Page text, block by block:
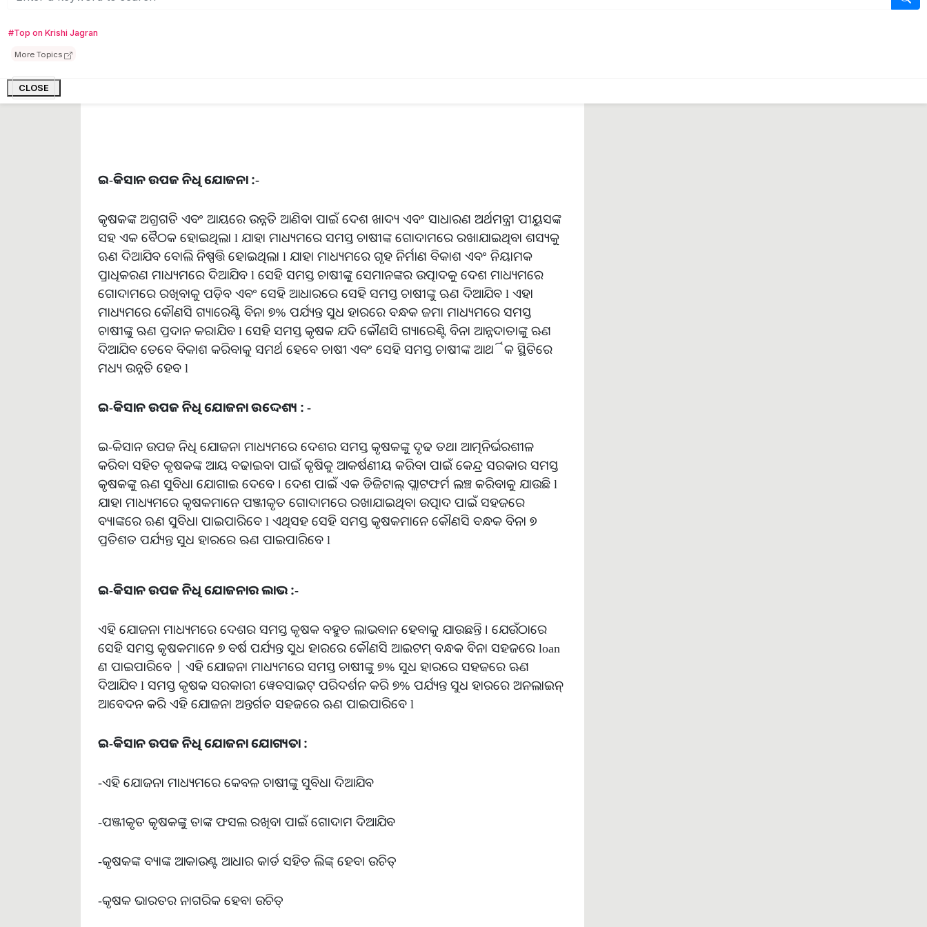
#Top on Krishi Jagran
More Topics
CLOSE
ଇ-କିସାନ ଉପଜ ନିଧି ଯୋଜନା :-
କୃଷକଙ୍କ ଅଗ୍ରଗତି ଏବଂ ଆୟରେ ଉନ୍ନତି ଆଣିବା ପାଇଁ ଦେଶ ଖାଦ୍ୟ ଏବଂ ସାଧାରଣ ଅର୍ଥମନ୍ତ୍ରୀ ପୀୟୁସଙ୍କ
ସହ ଏକ ବୈଠକ ହୋଇଥିଲା l ଯାହା ମାଧ୍ୟମରେ ସମସ୍ତ ଚାଷୀଙ୍କ ଗୋଦାମରେ ରଖାଯାଇଥିବା ଶସ୍ୟକୁ
ଋଣ ଦିଆଯିବ ବୋଲି ନିଷ୍ପତ୍ତି ହୋଇଥିଲା l ଯାହା ମାଧ୍ୟମରେ ଗୃହ ନିର୍ମାଣ ବିକାଶ ଏବଂ ନିୟାମକ
ପ୍ରାଧିକରଣ ମାଧ୍ୟମରେ ଦିଆଯିବ l ସେହି ସମସ୍ତ ଚାଷୀଙ୍କୁ ସେମାନଙ୍କର ଉତ୍ପାଦକୁ ଦେଶ ମାଧ୍ୟମରେ
ଗୋଦାମରେ ରଖିବାକୁ ପଡ଼ିବ ଏବଂ ସେହି ଆଧାରରେ ସେହି ସମସ୍ତ ଚାଷୀଙ୍କୁ ଋଣ ଦିଆଯିବ l ଏହା
ମାଧ୍ୟମରେ କୌଣସି ଗ୍ୟାରେଣ୍ଟି ବିନା ୭% ପର୍ଯ୍ୟନ୍ତ ସୁଧ ହାରରେ ବନ୍ଧକ ଜମା ମାଧ୍ୟମରେ ସମସ୍ତ
ଚାଷୀଙ୍କୁ ଋଣ ପ୍ରଦାନ କରାଯିବ l ସେହି ସମସ୍ତ କୃଷକ ଯଦି କୌଣସି ଗ୍ୟାରେଣ୍ଟି ବିନା ଆନ୍ନଦାତାଙ୍କୁ ଋଣ
ଦିଆଯିବ ତେବେ ବିକାଶ କରିବାକୁ ସମର୍ଥ ହେବେ ଚାଷୀ ଏବଂ ସେହି ସମସ୍ତ ଚାଷୀଙ୍କ ଆର୍ଥିକ ସ୍ଥିତିରେ
ମଧ୍ୟ ଉନ୍ନତି ହେବ l
ଇ-କିସାନ ଉପଜ ନିଧି ଯୋଜନା ଉଦ୍ଦେଶ୍ୟ : -
ଇ-କିସାନ ଉପଜ ନିଧି ଯୋଜନା ମାଧ୍ୟମରେ ଦେଶର ସମସ୍ତ କୃଷକଙ୍କୁ ଦୃଢ ତଥା ଆତ୍ମନିର୍ଭରଶୀଳ
କରିବା ସହିତ କୃଷକଙ୍କ ଆୟ ବଢାଇବା ପାଇଁ କୃଷିକୁ ଆକର୍ଷଣୀୟ କରିବା ପାଇଁ କେନ୍ଦ୍ର ସରକାର ସମସ୍ତ
କୃଷକଙ୍କୁ ଋଣ ସୁବିଧା ଯୋଗାଇ ଦେବେ । ଦେଶ ପାଇଁ ଏକ ଡିଜିଟାଲ୍ ପ୍ଲାଟଫର୍ମ ଲଞ୍ଚ କରିବାକୁ ଯାଉଛି l
ଯାହା ମାଧ୍ୟମରେ କୃଷକମାନେ ପଞ୍ଜୀକୃତ ଗୋଦାମରେ ରଖାଯାଇଥିବା ଉତ୍ପାଦ ପାଇଁ ସହଜରେ
ବ୍ୟାଙ୍କରେ ଋଣ ସୁବିଧା ପାଇପାରିବେ l ଏଥିସହ ସେହି ସମସ୍ତ କୃଷକମାନେ କୌଣସି ବନ୍ଧକ ବିନା ୭
ପ୍ରତିଶତ ପର୍ଯ୍ୟନ୍ତ ସୁଧ ହାରରେ ଋଣ ପାଇପାରିବେ l
ଇ-କିସାନ ଉପଜ ନିଧି ଯୋଜନାର ଲାଭ :-
ଏହି ଯୋଜନା ମାଧ୍ୟମରେ ଦେଶର ସମସ୍ତ କୃଷକ ବହୁତ ଲାଭବାନ ହେବାକୁ ଯାଉଛନ୍ତି । ଯେଉଁଠାରେ
ସେହି ସମସ୍ତ କୃଷକମାନେ ୭ ବର୍ଷ ପର୍ଯ୍ୟନ୍ତ ସୁଧ ହାରରେ କୌଣସି ଆଇଟମ୍ ବନ୍ଧକ ବିନା ସହଜରେ loan
ଣ ପାଇପାରିବେ | ଏହି ଯୋଜନା ମାଧ୍ୟମରେ ସମସ୍ତ ଚାଷୀଙ୍କୁ ୭% ସୁଧ ହାରରେ ସହଜରେ ଋଣ
ଦିଆଯିବ l ସମସ୍ତ କୃଷକ ସରକାରୀ ୱେବସାଇଟ୍ ପରିଦର୍ଶନ କରି ୭% ପର୍ଯ୍ୟନ୍ତ ସୁଧ ହାରରେ ଅନଲାଇନ୍
ଆବେଦନ କରି ଏହି ଯୋଜନା ଅନ୍ତର୍ଗତ ସହଜରେ ଋଣ ପାଇପାରିବେ l
ଇ-କିସାନ ଉପଜ ନିଧି ଯୋଜନା ଯୋଗ୍ୟତା :
-ଏହି ଯୋଜନା ମାଧ୍ୟମରେ କେବଳ ଚାଷୀଙ୍କୁ ସୁବିଧା ଦିଆଯିବ
-ପଞ୍ଜୀକୃତ କୃଷକଙ୍କୁ ତାଙ୍କ ଫସଲ ରଖିବା ପାଇଁ ଗୋଦାମ ଦିଆଯିବ
-କୃଷକଙ୍କ ବ୍ୟାଙ୍କ ଆକାଉଣ୍ଟ ଆଧାର କାର୍ଡ ସହିତ ଲିଙ୍କ୍ ହେବା ଉଚିତ୍
-କୃଷକ ଭାରତର ନାଗରିକ ହେବା ଉଚିତ୍